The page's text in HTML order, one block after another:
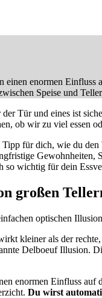
einen enormen
Speise und
der Tür und eines ist
ob wir zu viel essen
für dich, wie du
Gewohnheiten,
so wichtig für dein
großen
optischen
Delboeuf Illusion.
enormen Einfluss
Du wirst